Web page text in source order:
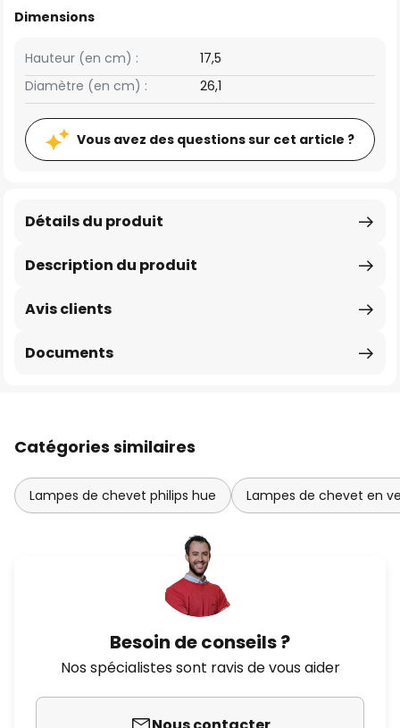
Dimensions
Hauteur (en cm) :
17,5
Diamètre (en cm) :
26,1
Vous avez des questions sur cet article ?
Description du produit
Détails du produit
Avis clients
Documents
Catégories similaires
Lampes de chevet philips hue Lampes de chevet en
Besoin de conseils ?
Nos spécialistes sont ravis de vous aider